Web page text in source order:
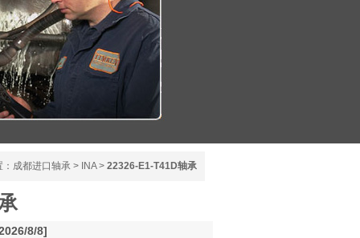
成都进口轴承 > INA> 22326-E1-T41D轴承
8/8]